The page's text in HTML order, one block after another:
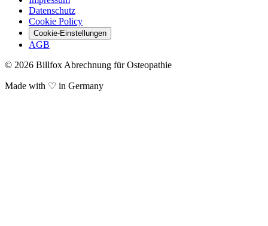
Datenschutz
Cookie Policy
Cookie-Einstellungen
AGB
© 2026 Billfox Abrechnung für Osteopathie
Made with ♡ in Germany